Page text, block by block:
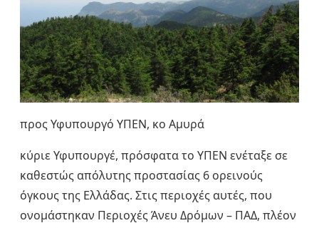
προς Υφυπουργό ΥΠΕΝ, κο Αμυρά
κύριε Υφυπουργέ, πρόσφατα το ΥΠΕΝ ενέταξε σε
καθεστώς απόλυτης προστασίας 6 ορεινούς
όγκους της Ελλάδας. Στις περιοχές αυτές, που
ονομάστηκαν Περιοχές Άνευ Δρόμων – ΠΑΔ, πλέον